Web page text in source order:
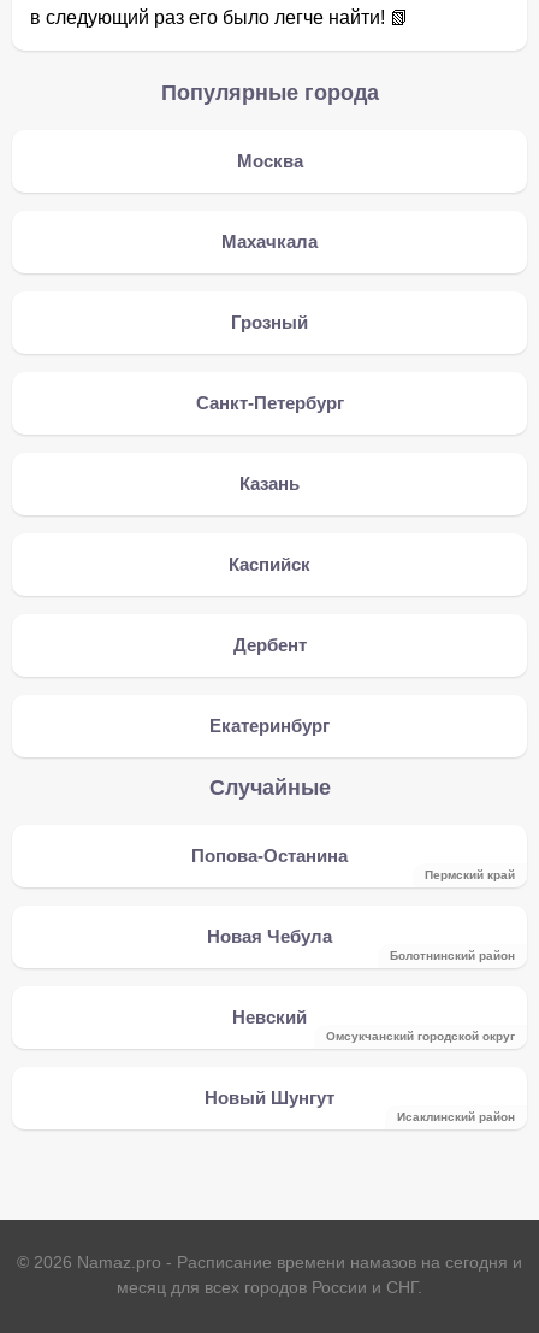
в следующий раз его было легче найти! 📗
Популярные города
Москва
Махачкала
Грозный
Санкт-Петербург
Казань
Каспийск
Дербент
Екатеринбург
Случайные
Попова-Останина
Пермский край
Новая Чебула
Болотнинский район
Невский
Омсукчанский городской округ
Новый Шунгут
Исаклинский район
© 2026 Namaz.pro - Расписание времени намазов на сегодня и
месяц для всех городов России и СНГ.